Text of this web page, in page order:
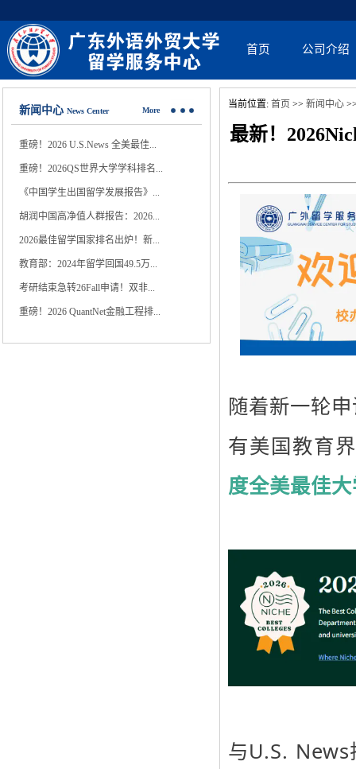
首页 公司介绍
新闻中心 News Center More
重磅！2026 U.S.News 全美最佳...
重磅！2026QS世界大学学科排名...
《中国学生出国留学发展报告》...
胡润中国高净值人群报告：2026...
2026最佳留学国家排名出炉！新...
教育部：2024年留学回国49.5万...
考研结束急转26Fall申请！双非...
重磅！2026 QuantNet金融工程排...
当前位置: 首页 >> 新闻中心
最新！
随着新一轮
有美国教育
度全美最佳
与U.S.